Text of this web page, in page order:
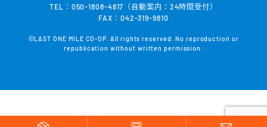
TEL：050-1808-4817（自動案内：24時間受付）
FAX：042-319-9810
©LAST ONE MILE CO-OP. All rights reserved. No reproduction or
republication without written permission.